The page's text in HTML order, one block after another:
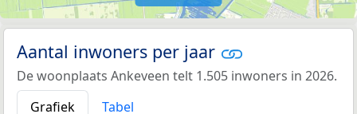
Aantal inwoners per jaar
De woonplaats Ankeveen telt 1.505 inwoners in 2026.
Grafiek
Tabel